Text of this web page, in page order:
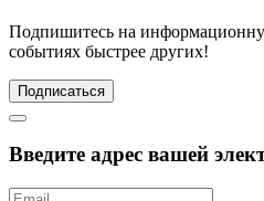
Подпишитесь на
событиях быстрее других!
Подписаться
Введите адрес вашей